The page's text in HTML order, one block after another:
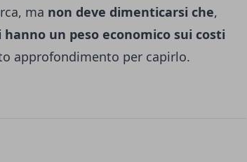
ma non deve dimenticarsi che,
hanno un peso economico sui costi
approfondimento per capirlo.